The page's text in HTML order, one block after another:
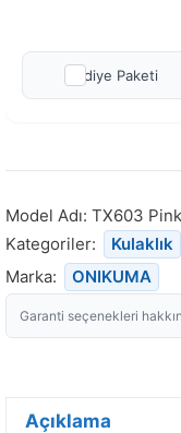
Hediye Paketi
Model Adı: TX603 Pink
Kategoriler:
Kulaklık
Marka:
ONIKUMA
Garanti seçenekleri
Açıklama